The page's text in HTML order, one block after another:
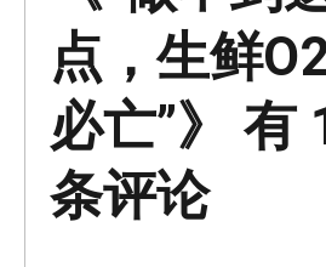
点，生鲜
必亡”》 有
条评论